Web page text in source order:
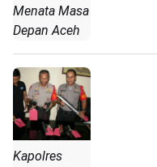
Menata Masa
Depan Aceh
Kapolres